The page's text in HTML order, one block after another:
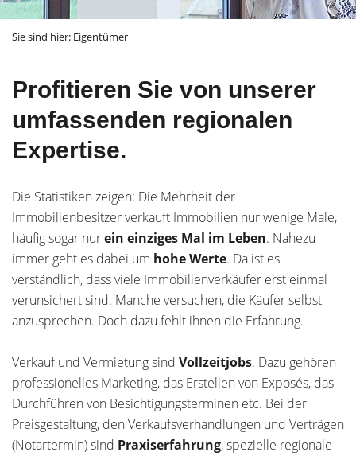
Sie sind hier: Eigentümer
Profitieren Sie von unserer
umfassenden regionalen
Expertise.
Die Statistiken zeigen: Die Mehrheit der
Immobilienbesitzer verkauft Immobilien nur wenige Male,
häufig sogar nurein einziges Mal im Leben. Nahezu
immer geht es dabei um hohe Werte. Da ist es
verständlich, dass viele Immobilienverkäufer erst einmal
verunsichert sind. Manche versuchen, die Käufer selbst
anzusprechen. Doch dazu fehlt ihnen die Erfahrung.
Verkauf und Vermietung sind Vollzeitjobs. Dazu gehören
professionelles Marketing, das Erstellen von Exposés, das
Durchführen von Besichtigungsterminen etc. Bei der
Preisgestaltung, den Verkaufsverhandlungen und Verträgen
(Notartermin) sind Praxiserfahrung, spezielle regionale